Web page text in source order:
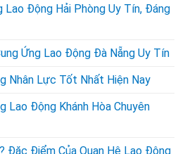
Lao Động Hải Phòng Uy Tín, Đáng
Ứng Lao Động Đà Nẵng Uy Tín
Nhân Lực Tốt Nhất Hiện Nay
Lao Động Khánh Hòa Chuyên
Đặc Điểm Của Quan Hệ Lao Động